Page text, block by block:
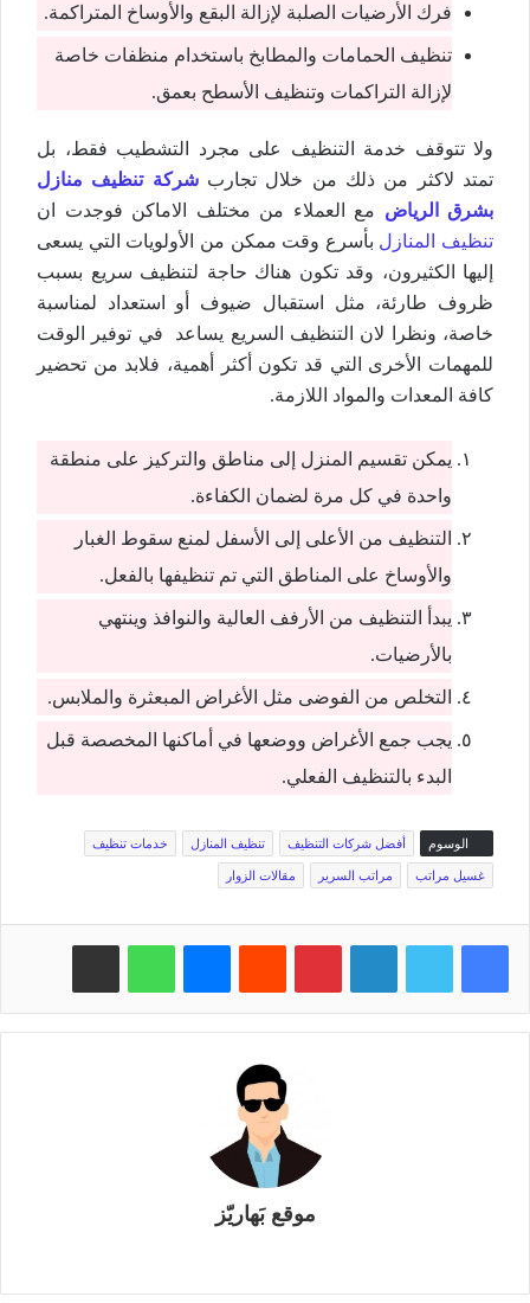
فرك الأرضيات الصلبة لإزالة البقع والأوساخ المتراكمة.
تنظيف الحمامات والمطابخ باستخدام منظفات خاصة
لإزالة التراكمات وتنظيف الأسطح بعمق.
ولا تتوقف خدمة التنظيف على مجرد التشطيب فقط، بل
تمتد لاكثر من ذلك من خلال تجاربشركة تنظيف منازل
بشرق الرياض مع العملاء من مختلف الاماكن فوجدت ان
تنظيف المنازل بأسرع وقت ممكن من الأولويات التي يسعى
إليها الكثيرون، وقد تكون هناك حاجة لتنظيف سريع بسبب
ظروف طارئة، مثل استقبال ضيوف أو استعداد لمناسبة
خاصة، ونظرا لان التنظيف السريع يساعد في توفير الوقت
للمهمات الأخرى التي قد تكون أكثر أهمية، فلابد من تحضير
كافة المعدات والمواد اللازمة.
يمكن تقسيم المنزل إلى مناطق والتركيز على منطقة
واحدة في كل مرة لضمان الكفاءة.
التنظيف من الأعلى إلى الأسفل لمنع سقوط الغبار
والأوساخ على المناطق التي تم تنظيفها بالفعل.
يبدأ التنظيف من الأرفف العالية والنوافذ وينتهي
بالأرضيات.
التخلص من الفوضى مثل الأغراض المبعثرة والملابس.
يجب جمع الأغراض ووضعها في أماكنها المخصصة قبل
البدء بالتنظيف الفعلي.
الوسوم أفضل شركات التنظيف تنظيف المنازل خدمات تنظيف
غسيل مراتب مراتب السرير مقالات الزوار
فيسبوك لينكدإن بينتيريست واتساب
موقع بَهاريّز